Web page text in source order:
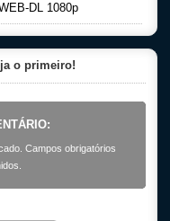
DL 1080p
o primeiro!
Campos obrigatórios